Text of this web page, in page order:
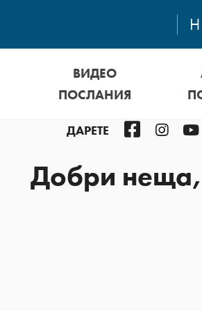
ВИДЕО
ПОСЛАНИЯ
ДАРЕТЕ Facebook
Добри неща,